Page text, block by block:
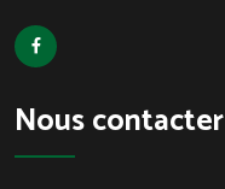
Nous contacter